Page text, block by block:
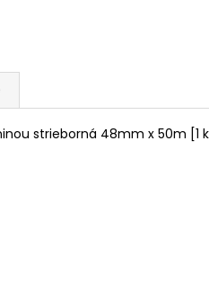
strieborná 48mm x 50m [1